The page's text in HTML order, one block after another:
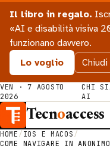
Il libro in regalo.
«AI e disabilità visiva
funzionano davvero.
Lo voglio
Chiudi
VEN · 7 AGOSTO
2026
CHI
AI
Tecnoaccess
HOME/IOS E MACOS/
COME NAVIGARE IN